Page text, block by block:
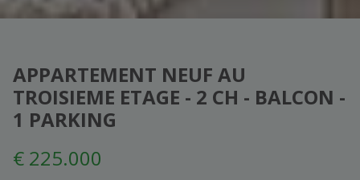
APPARTEMENT NEUF AU
TROISIEME ETAGE - 2 CH - BALCON -
1 PARKING
€ 225.000